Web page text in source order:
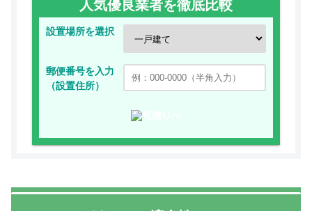
人気優良業者を徹底比較
設置場所を選択
郵便番号を入力
（設置住所）